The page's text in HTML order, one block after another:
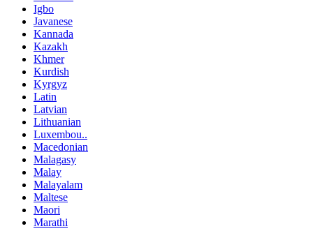
Igbo
Javanese
Kannada
Kazakh
Khmer
Kurdish
Kyrgyz
Latin
Latvian
Lithuanian
Luxembou..
Macedonian
Malagasy
Malay
Malayalam
Maltese
Maori
Marathi